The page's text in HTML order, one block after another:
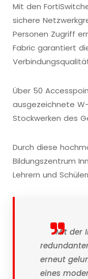
Mit den
sichere
Personen Zugriff
Fabric garantiert
Über 50
ausgezeichnete
Stockwerken des
Durch diese
Bildungszentrum
Lehrern und
Mit der
erneut
eines